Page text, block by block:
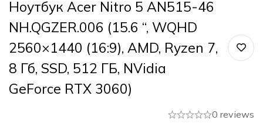
Ноутбук Acer Nitro 5 AN515-46
NH.QGZER.006 (15.6 “, WQHD
2560×1440 (16:9), AMD, Ryzen 7,
8 Гб, SSD, 512 ГБ, NVidia
GeForce RTX 3060)
0 reviews